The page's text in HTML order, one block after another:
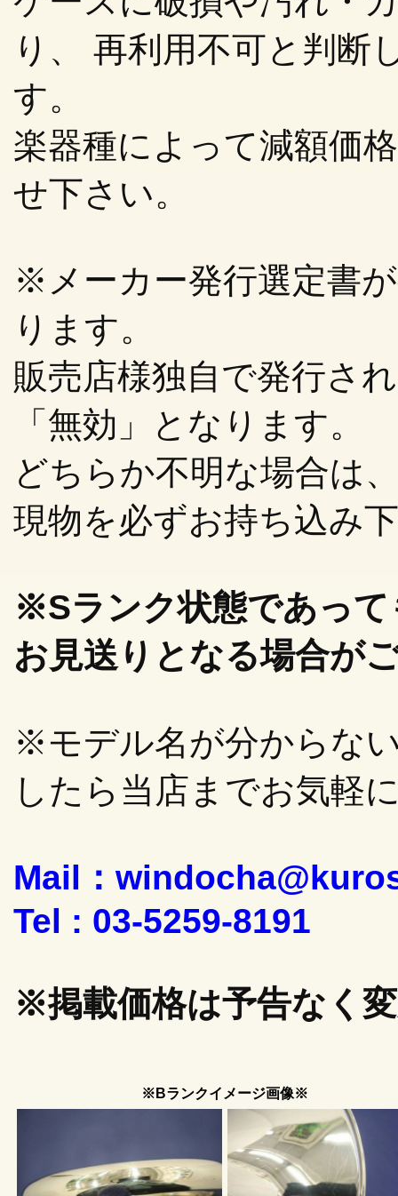
り、 再利用不可と判断
す。
楽器種によって減額価
せ下さい。
※メーカー発行選定書
ります。
販売店様独自で発行さ
「無効」となります。
どちらか不明な場合は
現物を必ずお持ち込み
※Sランク状態であって
お見送りとなる場合が
※モデル名が分からな
したら当店までお気軽
Mail：
Tel : 03-5259-8191
※掲載価格は予告なく
※Bランクイメージ画像※